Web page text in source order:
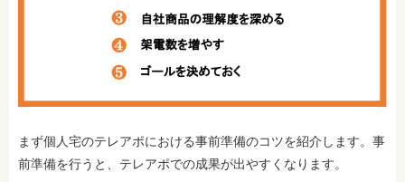
まず個人宅のテレアポにおける事前準備のコツを紹介します。事
前準備を行うと、テレアポでの成果が出やすくなります。